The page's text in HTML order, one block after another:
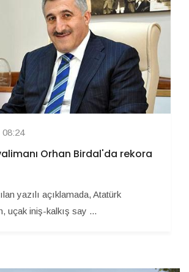
08:24
Orhan Birdal'da rekora
yazılı açıklamada, Atatürk
uçak iniş-kalkış say ...